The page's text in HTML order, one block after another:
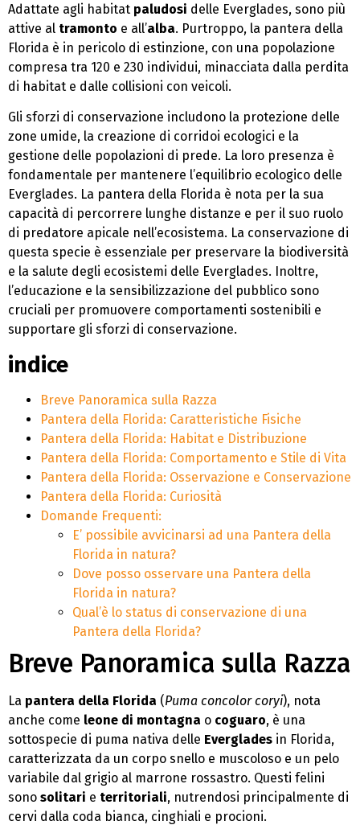
Adattate agli habitat paludosi delle Everglades, sono più
attive al tramonto e all’alba. Purtroppo, la pantera della
Florida è in pericolo di estinzione, con una popolazione
compresa tra 120 e 230 individui, minacciata dalla perdita
di habitat e dalle collisioni con veicoli.
Gli sforzi di conservazione includono la protezione delle
zone umide, la creazione di corridoi ecologici e la
gestione delle popolazioni di prede. La loro presenza è
fondamentale per mantenere l’equilibrio ecologico delle
Everglades. La pantera della Florida è nota per la sua
capacità di percorrere lunghe distanze e per il suo ruolo
di predatore apicale nell’ecosistema. La conservazione di
questa specie è essenziale per preservare la biodiversità
e la salute degli ecosistemi delle Everglades. Inoltre,
l’educazione e la sensibilizzazione del pubblico sono
cruciali per promuovere comportamenti sostenibili e
supportare gli sforzi di conservazione.
indice
Breve Panoramica sulla Razza
Pantera della Florida: Caratteristiche Fisiche
Pantera della Florida: Habitat e Distribuzione
Pantera della Florida: Comportamento e Stile di Vita
Pantera della Florida: Osservazione e Conservazione
Pantera della Florida: Curiosità
Domande Frequenti:
E’ possibile avvicinarsi ad una Pantera della
Florida in natura?
Dove posso osservare una Pantera della
Florida in natura?
Qual’è lo status di conservazione di una
Pantera della Florida?
Breve Panoramica sulla Razza
La pantera della Florida (Puma concolor coryi), nota
anche come leone di montagna o coguaro, è una
sottospecie di puma nativa delle Everglades in Florida,
caratterizzata da un corpo snello e muscoloso e un pelo
variabile dal grigio al marrone rossastro. Questi felini
sono solitari e territoriali, nutrendosi principalmente di
cervi dalla coda bianca, cinghiali e procioni.